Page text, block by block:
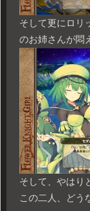
そして更にロ
のお姉さんが悶
そして、やはり
この二人、どう